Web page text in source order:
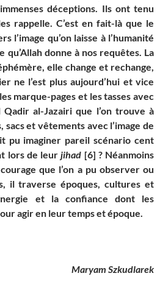
déceptions . Ils ont tenu
rappelle. C’est en fait-là que le
l’image qu’on laisse àl’humanité
qu’Allah donne à nos requêtes. La
elle change et rechange,
ne l’est plus aujourd’hui et vice
marque-pages et les tasses avec
Qadir al-Jazairi que l’on trouve à
et vêtements avec l’image de
pu imaginer pareil scénario cent
lors de leur jihad [6] ? Néanmoins
que l’on a pu observer ou
il traverse époques, cultures et
et la confiance dont les
agir en leur temps et époque.
Maryam Szkudlarek